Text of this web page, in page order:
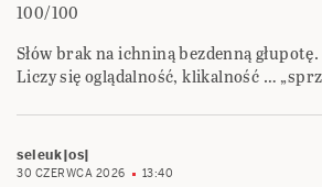
100/100
Słów brak na ichniną bezdenną głupotę.
Liczy się oglądalność, klikalność …
seleuk|os|
30 CZERWCA 2026 13:40